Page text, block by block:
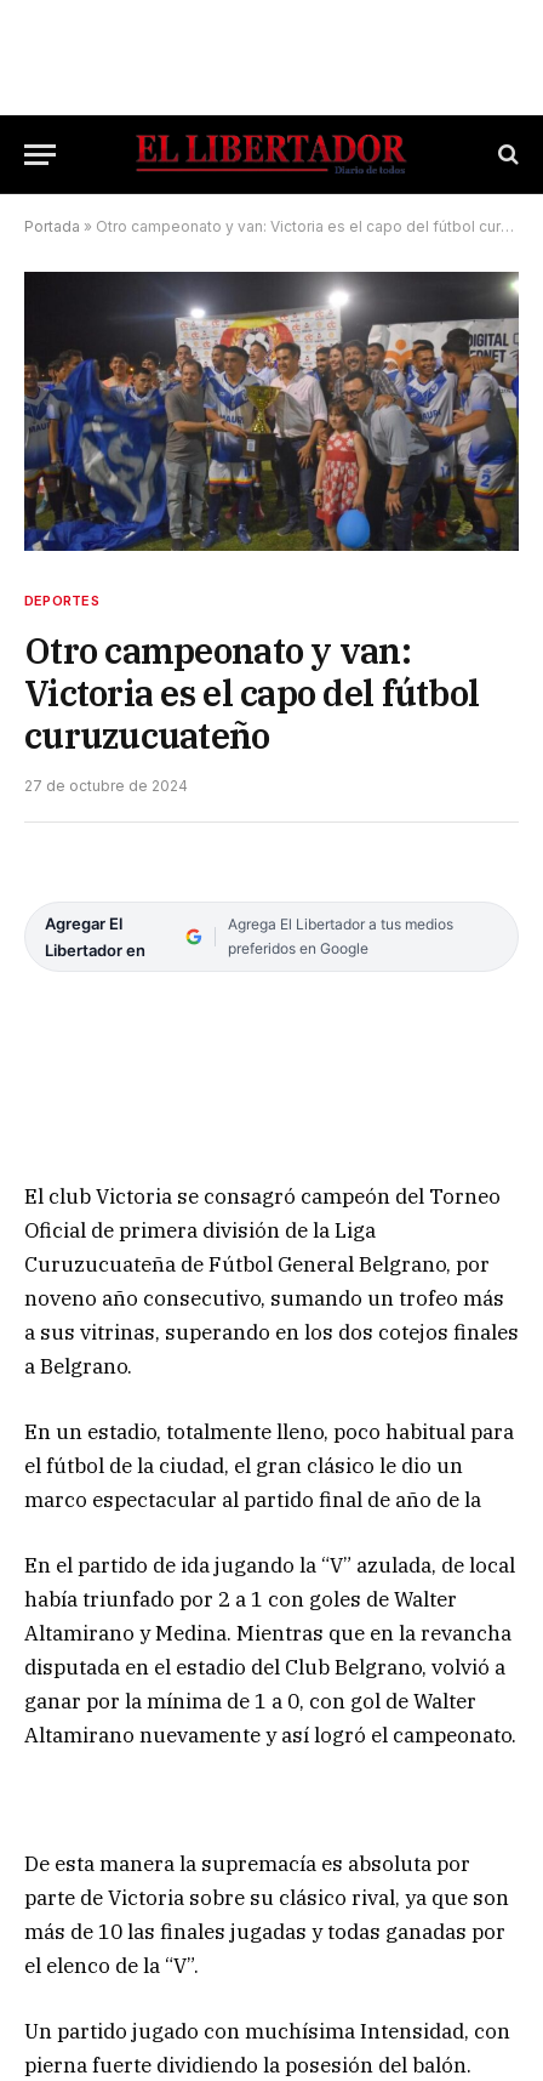
Portada » Otro campeonato y van: Victoria es el capo del fútbol curuzucuateño
DEPORTES
Otro campeonato y van:
Victoria es el capo del fútbol
curuzucuateño
27 de octubre de 2024
Agregar El
Libertador en
Agrega El Libertador a tus medios
preferidos en Google
El club Victoria se consagró campeón del Torneo
Oficial de primera división de la Liga
Curuzucuateña de Fútbol General Belgrano, por
noveno año consecutivo, sumando un trofeo más
a sus vitrinas, superando en los dos cotejos finales
a Belgrano.
En un estadio, totalmente lleno, poco habitual para
el fútbol de la ciudad, el gran clásico le dio un
marco espectacular al partido final de año de la
En el partido de ida jugando la “V” azulada, de local
había triunfado por 2 a 1 con goles de Walter
Altamirano y Medina. Mientras que en la revancha
disputada en el estadio del Club Belgrano, volvió a
ganar por la mínima de 1 a 0, con gol de Walter
Altamirano nuevamente y así logró el campeonato.
De esta manera la supremacía es absoluta por
parte de Victoria sobre su clásico rival, ya que son
más de 10 las finales jugadas y todas ganadas por
el elenco de la “V”.
Un partido jugado con muchísima Intensidad, con
pierna fuerte dividiendo la posesión del balón.